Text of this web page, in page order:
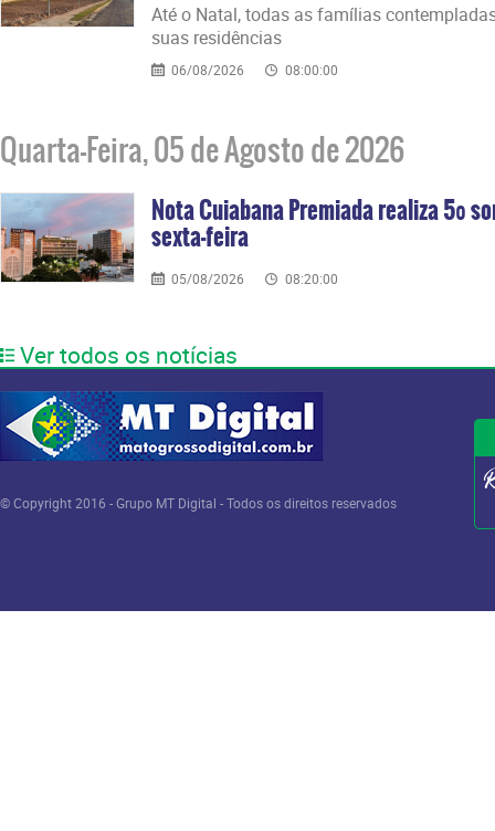
Até o Natal, todas as famílias
suas residências
06/08/2026 08:00:00
Quarta-Feira, 05 de Agosto de 2026
Nota Cuiabana Premiada realiza 5º
sexta-feira
05/08/2026 08:20:00
Ver todos os notícias
© Copyright 2016 - Grupo MT Digital - Todos os direitos reservados